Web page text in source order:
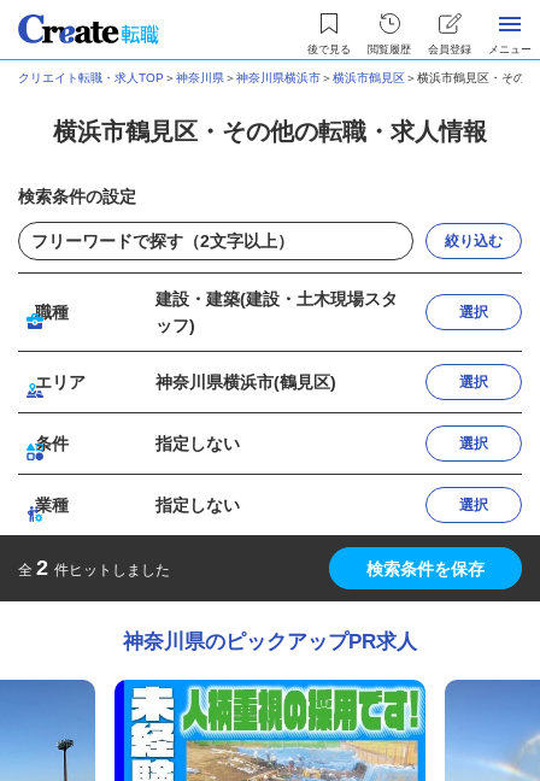
後で見る 閲覧履歴 会員登録 メニュー
クリエイト転職・求人TOP ＞神奈川県＞神奈川県横浜市＞横浜市鶴見区＞横浜市鶴見区・その
横浜市鶴見区・その他の転職・求人情報
検索条件の設定
絞り込む
職種
建設・建築(建設・土木現場スタ
ッフ)
選択
エリア 神奈川県横浜市(鶴見区) 選択
条件 指定しない 選択
業種 指定しない 選択
全 2 件ヒットしました 検索条件を保存
神奈川県のピックアップPR求人